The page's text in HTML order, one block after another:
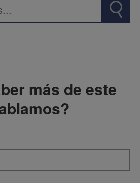
más de este